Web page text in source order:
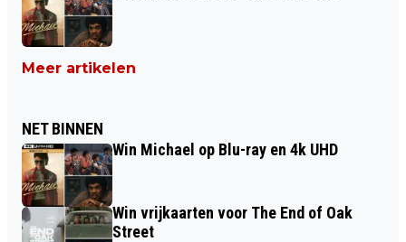
Meer artikelen
NET BINNEN
Win Michael op Blu-ray en 4k UHD
Win vrijkaarten voor The End of Oak
Street